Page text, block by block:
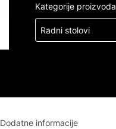
Kategorije proizvoda
Radni stolovi
Dodatne informacije